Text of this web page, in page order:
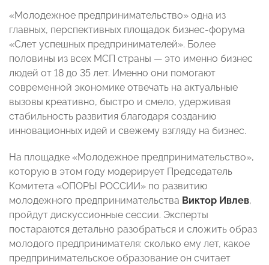
«Молодежное предпринимательство» одна из
главных, перспективных площадок бизнес-форума
«Слет успешных предпринимателей». Более
половины из всех МСП страны — это именно бизнес
людей от 18 до 35 лет. Именно они помогают
современной экономике отвечать на актуальные
вызовы креативно, быстро и смело, удерживая
стабильность развития благодаря созданию
инновационных идей и свежему взгляду на бизнес.
На площадке «Молодежное предпринимательство»,
которую в этом году модерирует Председатель
Комитета «ОПОРЫ РОССИИ» по развитию
молодежного предпринимательства Виктор Ивлев,
пройдут дискуссионные сессии. Эксперты
постараются детально разобраться и сложить образ
молодого предпринимателя: сколько ему лет, какое
предпринимательское образование он считает